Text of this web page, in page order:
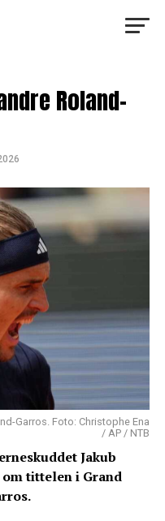
Roland-
Garros. Foto: Christophe Ena
/ AP / NTB
Jakub
tittelen i Grand